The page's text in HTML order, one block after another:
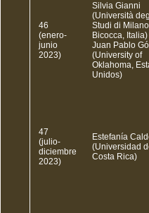
46
(enero-
junio
2023)
Silvia Gianni
(Università
Studi di
Bicocca, Italia)
Juan Pablo
(University of
Oklahoma,
Unidos)
47
(julio-
diciembre
2023)
Estefanía
(Universidad
Costa Rica)